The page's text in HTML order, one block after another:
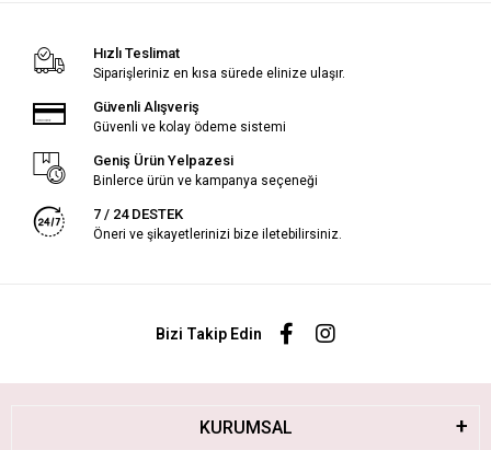
Hızlı Teslimat
Siparişleriniz en kısa sürede elinize ulaşır.
Güvenli Alışveriş
Güvenli ve kolay ödeme sistemi
Geniş Ürün Yelpazesi
Binlerce ürün ve kampanya seçeneği
7 / 24 DESTEK
Öneri ve şikayetlerinizi bize iletebilirsiniz.
Bizi Takip Edin
KURUMSAL